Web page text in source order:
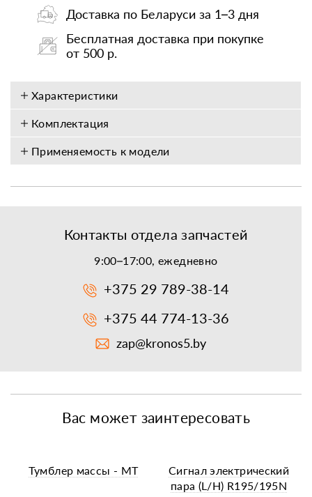
Доставка по Беларуси за 1–3 дня
Бесплатная доставка при покупке
от 500 р.
Характеристики
Комплектация
Применяемость к модели
Контакты отдела запчастей
9:00–17:00, ежедневно
+375 29 789-38-14
+375 44 774-13-36
zap@kronos5.by
Вас может заинтересовать
Тумблер массы - МТ
Сигнал электрический
пара (L/H) R195/195N